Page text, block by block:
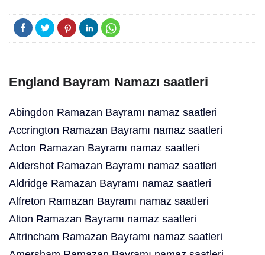
England Bayram Namazı saatleri
Abingdon Ramazan Bayramı namaz saatleri
Accrington Ramazan Bayramı namaz saatleri
Acton Ramazan Bayramı namaz saatleri
Aldershot Ramazan Bayramı namaz saatleri
Aldridge Ramazan Bayramı namaz saatleri
Alfreton Ramazan Bayramı namaz saatleri
Alton Ramazan Bayramı namaz saatleri
Altrincham Ramazan Bayramı namaz saatleri